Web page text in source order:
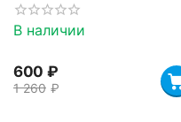
В наличии
‍600‍ ₽
1 260 ₽